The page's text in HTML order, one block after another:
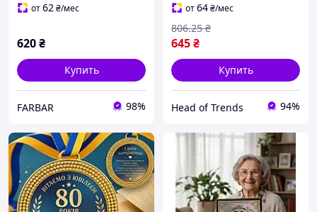
от62₴/мес
620₴
Купить
FARBAR 98%
от64₴/мес
645₴
806.25 ₴
Купить
Head of Trends 94%